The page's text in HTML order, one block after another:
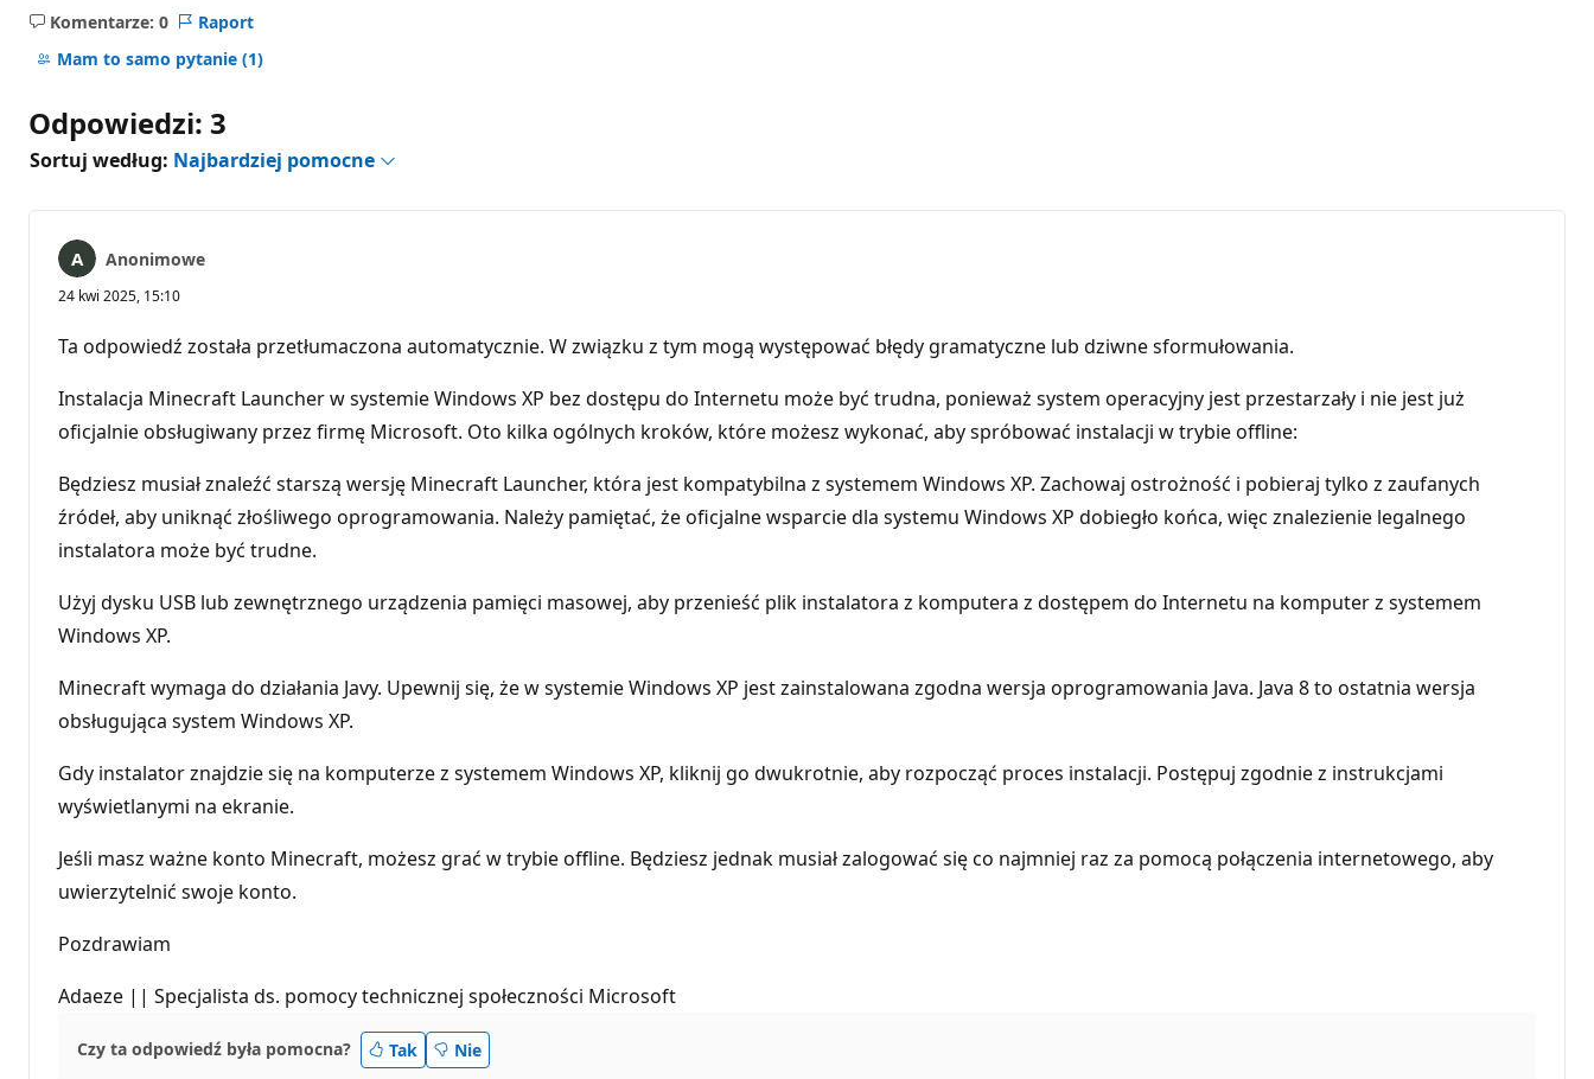
Komentarze: 0
Brak
komentarzy
Raport
Mam to samo pytanie (1)
Odpowiedzi: 3
Sortuj według: Najbardziej pomocne
Anonimowe
24 kwi 2025, 15:10
Ta odpowiedź została przetłumaczona automatycznie. W związku z tym mogą występować błędy gramatyczne lub dziwne sformułowania.
Instalacja Minecraft Launcher w systemie Windows XP bez dostępu do Internetu może być trudna, ponieważ system operacyjny jest przestarzały i nie jest już
oficjalnie obsługiwany przez firmę Microsoft. Oto kilka ogólnych kroków, które możesz wykonać, aby spróbować instalacji w trybie offline:
Będziesz musiał znaleźć starszą wersję Minecraft Launcher, która jest kompatybilna z systemem Windows XP. Zachowaj ostrożność i pobieraj tylko z zaufanych
źródeł, aby uniknąć złośliwego oprogramowania. Należy pamiętać, że oficjalne wsparcie dla systemu Windows XP dobiegło końca, więc znalezienie legalnego
instalatora może być trudne.
Użyj dysku USB lub zewnętrznego urządzenia pamięci masowej, aby przenieść plik instalatora z komputera z dostępem do Internetu na komputer z systemem
Windows XP.
Minecraft wymaga do działania Javy. Upewnij się, że w systemie Windows XP jest zainstalowana zgodna wersja oprogramowania Java. Java 8 to ostatnia wersja
obsługująca system Windows XP.
Gdy instalator znajdzie się na komputerze z systemem Windows XP, kliknij go dwukrotnie, aby rozpocząć proces instalacji. Postępuj zgodnie z instrukcjami
wyświetlanymi na ekranie.
Jeśli masz ważne konto Minecraft, możesz grać w trybie offline. Będziesz jednak musiał zalogować się co najmniej raz za pomocą połączenia internetowego, aby
uwierzytelnić swoje konto.
Pozdrawiam
Adaeze || Specjalista ds. pomocy technicznej społeczności Microsoft
Czy ta odpowiedź była pomocna? Tak Nie